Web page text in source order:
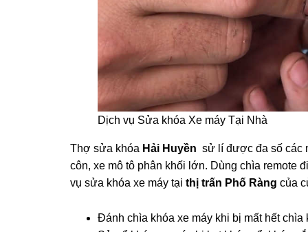
Dịch vụ Sửa khóa Xe máy Tại Nhà
Thợ sửa khóa Hải Huyền sử lí được đa số các
côn, xe mô tô phân khối lớn. Dùng chìa remote
vụ sửa khóa xe máy tại thị trấn Phố Ràng của
Đánh chìa khóa xe máy khi bị mất hết